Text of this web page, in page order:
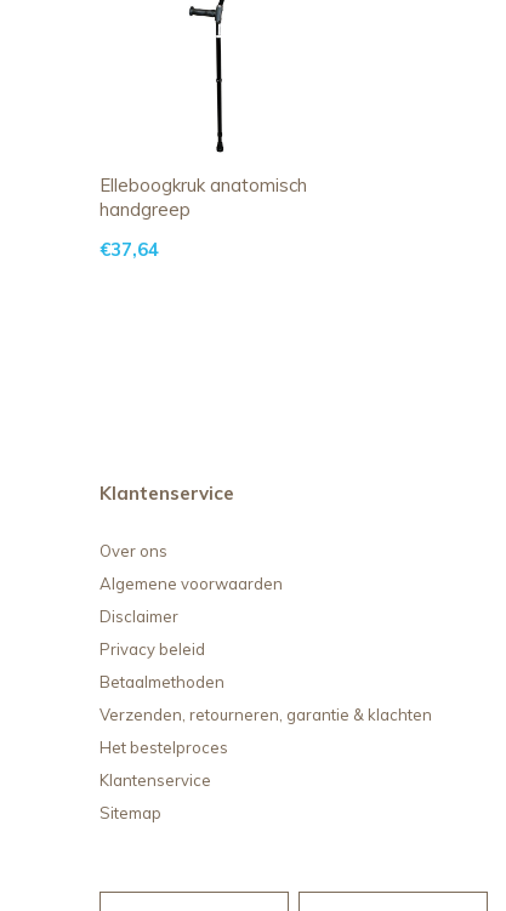
Elleboogkruk anatomisch
handgreep
€37,64
Klantenservice
Over ons
Algemene voorwaarden
Disclaimer
Privacy beleid
Betaalmethoden
Verzenden, retourneren, garantie & klachten
Het bestelproces
Klantenservice
Sitemap